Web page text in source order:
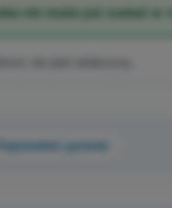
nie może już zostać w
Poprzednie pytanie